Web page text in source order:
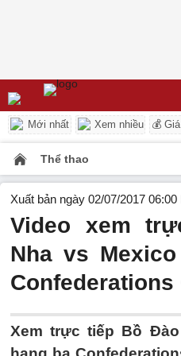
Mới nhất Xem nhiều 💰
Thể thao
Xuất bản ngày 02/07/2017 06:00
Video xem
Nha vs
Confederations
Xem trực tiếp Bồ